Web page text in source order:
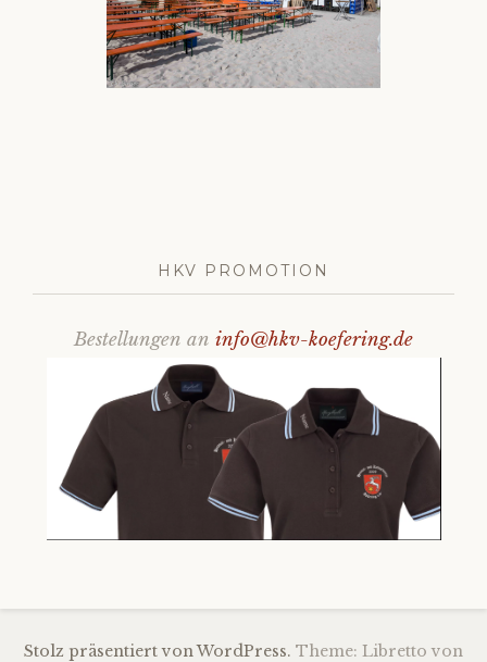
HKV PROMOTION
Bestellungen an info@hkv-koefering.de
Stolz präsentiert von WordPress. Theme: Libretto von